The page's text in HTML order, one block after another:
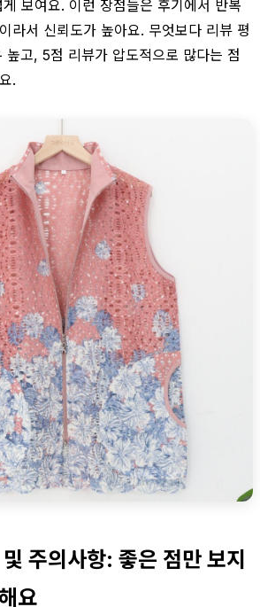
보여요. 이런 장점들은 후기에서 반복
라서 신뢰도가 높아요. 무엇보다 리뷰 평
고, 5점 리뷰가 압도적으로 많다는 점
.
주의사항: 좋은 점만 보지
요